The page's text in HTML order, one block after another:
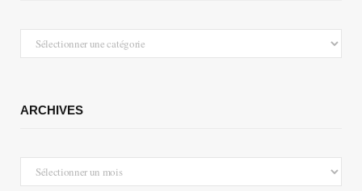
Catégories
ARCHIVES
Archives